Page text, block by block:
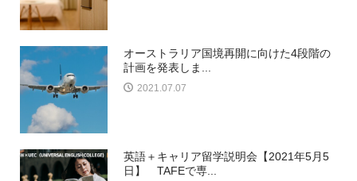
オーストラリア国境再開に向けた4段階の
計画を発表しま...
2021.07.07
英語＋キャリア留学説明会【2021年5月5
日】 TAFEで専...